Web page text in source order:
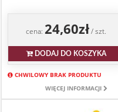
cena:24,60zł/ szt.
DODAJ DO KOSZYKA
CHWILOWY BRAK PRODUKTU
WIĘCEJ INFORMACJI